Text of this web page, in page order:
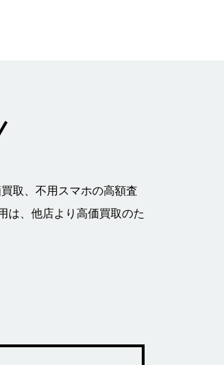
取、不用スマホの高額査
は、他店より高価買取のた